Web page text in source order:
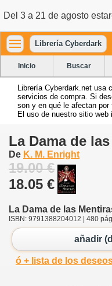
Del 3 a 21 de agosto
Librería Cyberdark
Inicio Buscar
Librería Cyberdark.net usa
servicios de compra. Si
son y en qué le afectan por
El uso de nuestro sitio web
La Dama de
De K. M. Enright
19.00 €
18.05 €
La Dama de las
ISBN: 9791388204012 | 480
añadir
ó + lista de los